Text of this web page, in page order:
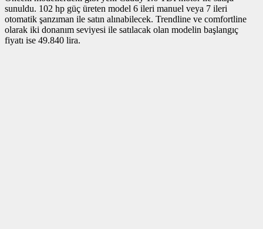
sunuldu. 102 hp güç üreten model 6 ileri manuel veya 7 ileri
otomatik şanzıman ile satın alınabilecek. Trendline ve comfortline
olarak iki donanım seviyesi ile satılacak olan modelin başlangıç
fiyatı ise 49.840 lira.